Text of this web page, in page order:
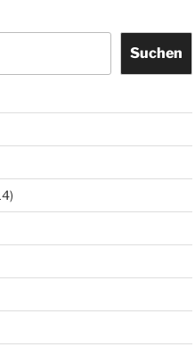
Suchen